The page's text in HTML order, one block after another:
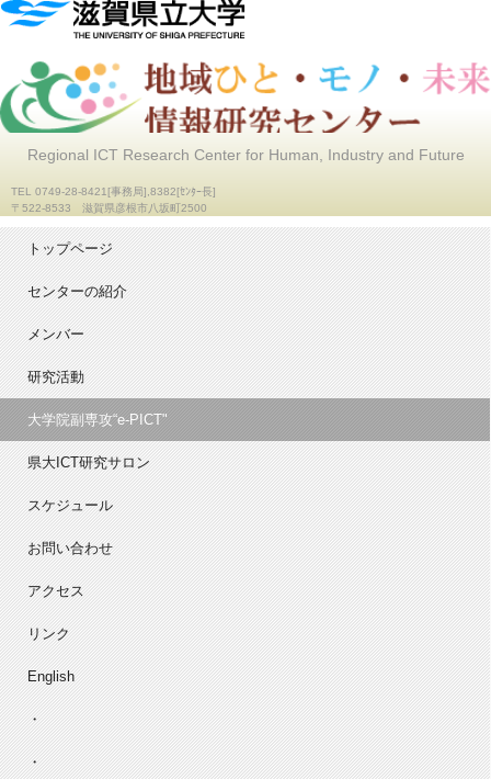
Regional ICT Research Center for Human, Industry and Future
TEL 0749-28-8421[事務局],8382[ｾﾝﾀｰ長]
〒522-8533 滋賀県彦根市八坂町2500
トップページ
センターの紹介
メンバー
研究活動
大学院副専攻“e-PICT"
県大ICT研究サロン
スケジュール
お問い合わせ
アクセス
リンク
English
・
・